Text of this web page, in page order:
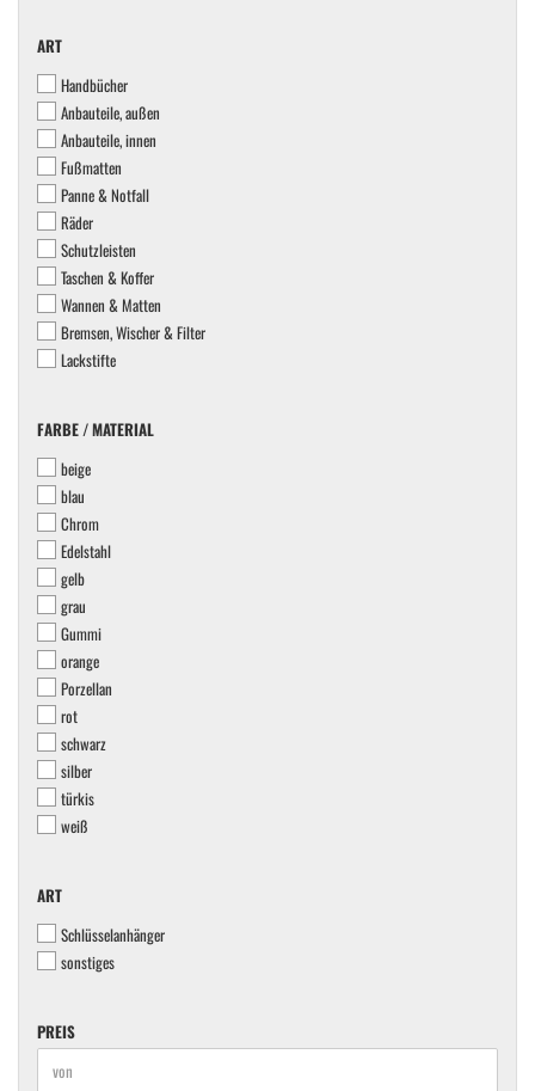
ART
ART
Handbücher
Anbauteile, außen
Anbauteile, innen
Fußmatten
Panne & Notfall
Räder
Schutzleisten
Taschen & Koffer
Wannen & Matten
Bremsen, Wischer & Filter
Lackstifte
FARBE
MATERIAL
FARBE / MATERIAL
beige
blau
Chrom
Edelstahl
gelb
grau
Gummi
orange
Porzellan
rot
schwarz
silber
türkis
weiß
ART
ART
Schlüsselanhänger
sonstiges
PREIS
PREIS
Preis bis